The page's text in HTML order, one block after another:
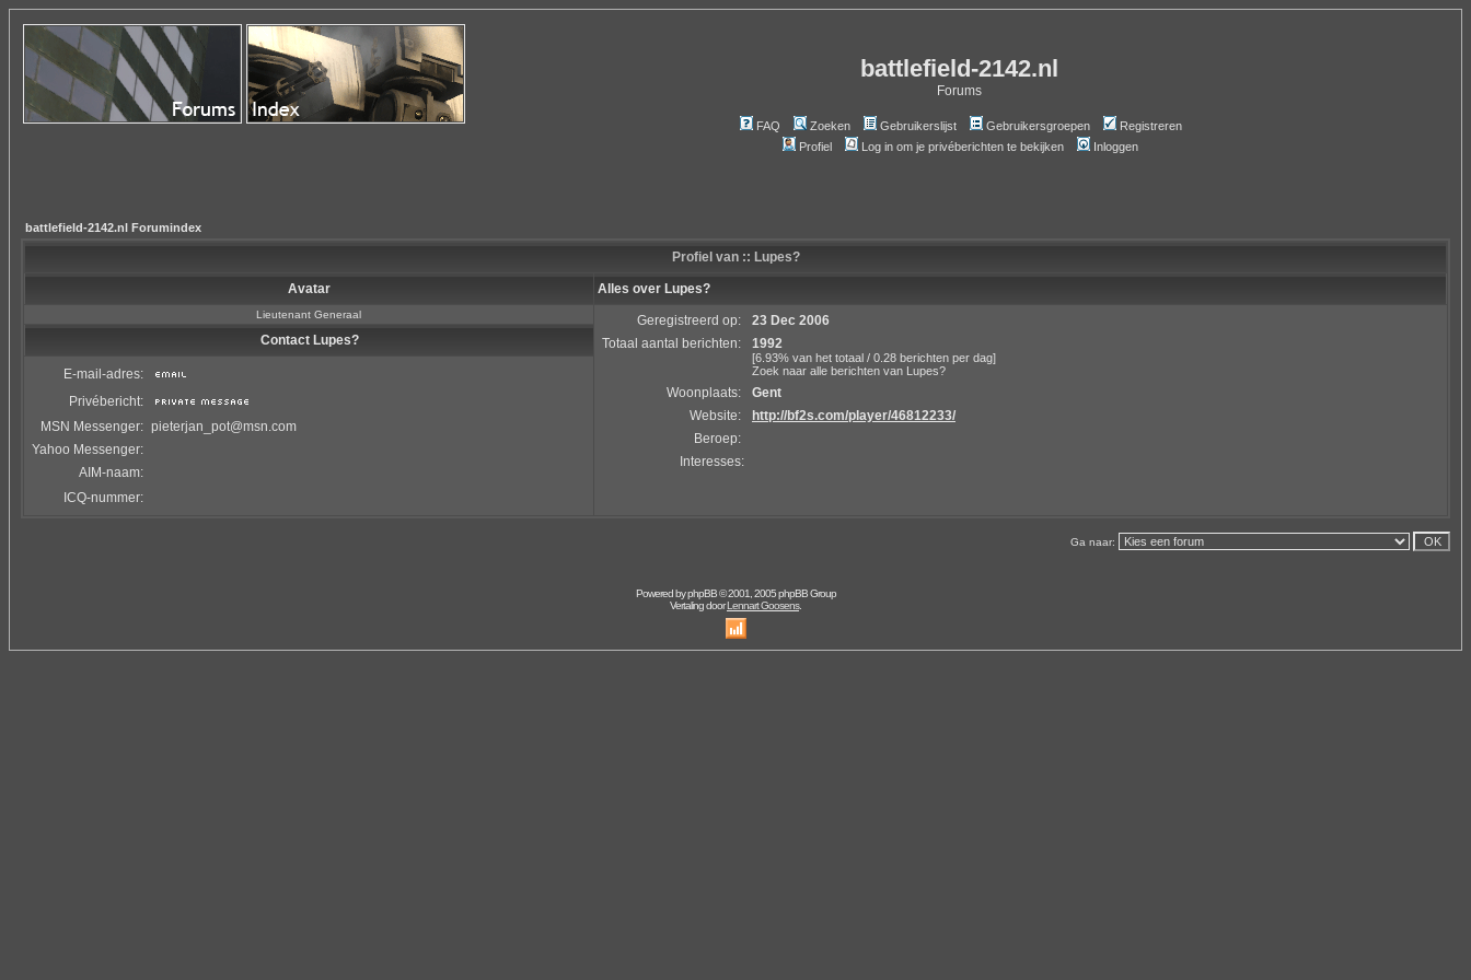
battlefield-2142.nl
Forums
FAQ Zoeken Gebruikerslijst Gebruikersgroepen
Registreren
Profiel
Log in om je privéberichten te bekijken Inloggen
battlefield-2142.nl Forumindex
Profiel van :: Lupes?
Avatar Alles over Lupes?
Lieutenant Generaal Geregistreerd op:
23 Dec 2006
Totaal aantal berichten:
1992
[6.93% van het totaal / 0.28 berichten per dag]
Zoek naar alle berichten van Lupes?
Woonplaats:
Gent
Website:
http://bf2s.com/player/46812233/
Beroep:
Interesses:
Contact Lupes?
E-mail-adres:
Privébericht:
MSN Messenger: pieterjan_pot@msn.com
Yahoo Messenger:
AIM-naam:
ICQ-nummer:
Ga naar:
Powered byphpBB© 2001, 2005 phpBB Group
Vertaling doorLennart Goosens.